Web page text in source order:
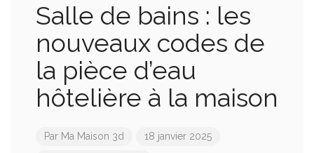
Salle de bains : les
nouveaux codes de
la pièce d’eau
hôtelière à la maison
Par Ma Maison 3d 18 janvier 2025